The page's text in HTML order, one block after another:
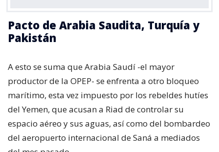
Pacto de Arabia Saudita, Turquía y
Pakistán
A esto se suma que Arabia Saudí -el mayor
productor de la OPEP- se enfrenta a otro bloqueo
marítimo, esta vez impuesto por los rebeldes hutíes
del Yemen, que acusan a Riad de controlar su
espacio aéreo y sus aguas, así como del bombardeo
del aeropuerto internacional de Saná a mediados